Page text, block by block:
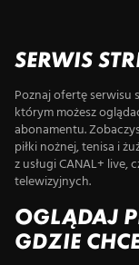
SERWIS
Poznaj ofertę serwisu
którym możesz
abonamentu.
piłki nożnej, tenisa i
z usługi CANAL+
telewizyjnych.
OGLĄDAJ
GDZIE